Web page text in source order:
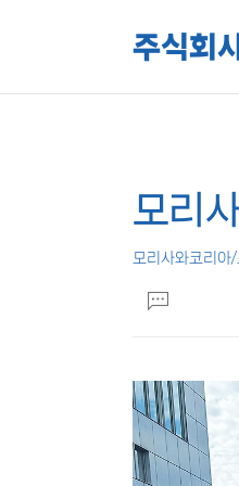
주식회
상
세
컨
텐
츠
본
문
제
모리
모리사와코리아
문댓
글